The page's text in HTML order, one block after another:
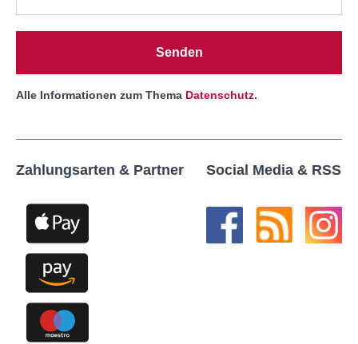
Senden
Alle Informationen zum Thema Datenschutz.
Zahlungsarten & Partner Social Media & RSS